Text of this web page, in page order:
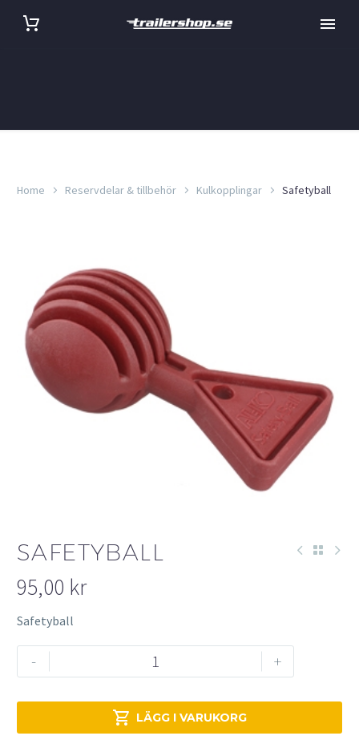
Home Reservdelar & tillbehör Kulkopplingar Safetyball
SAFETYBALL
95,00 kr
Safetyball
-
Safetyball
mängd
+
 LÄGG I VARUKORG